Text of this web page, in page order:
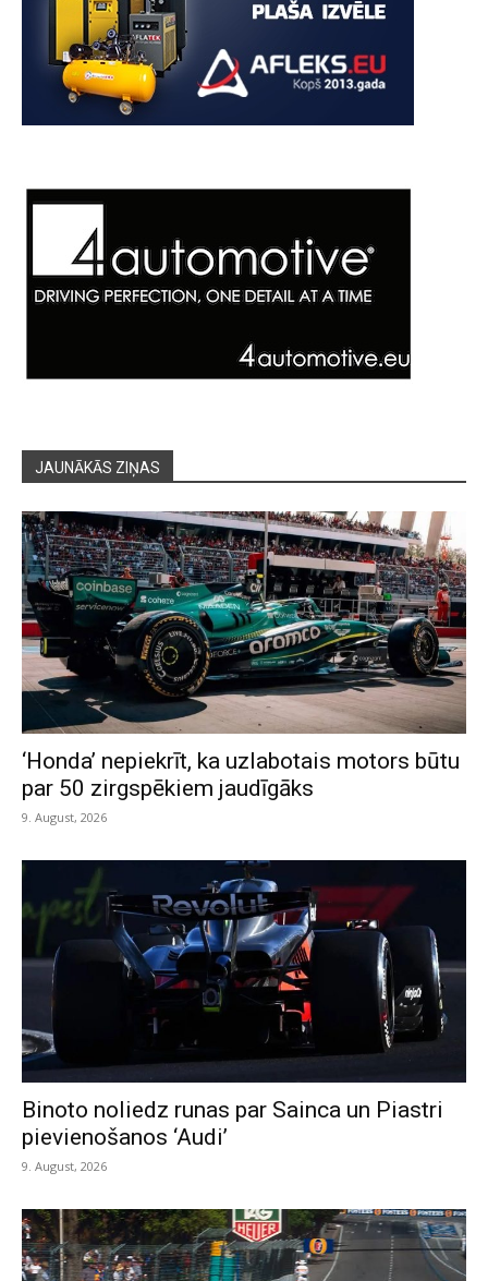
JAUNĀKĀS ZIŅAS
‘Honda’ nepiekrīt, ka uzlabotais motors būtu
par 50 zirgspēkiem jaudīgāks
9. August, 2026
Binoto noliedz runas par Sainca un Piastri
pievienošanos ‘Audi’
9. August, 2026